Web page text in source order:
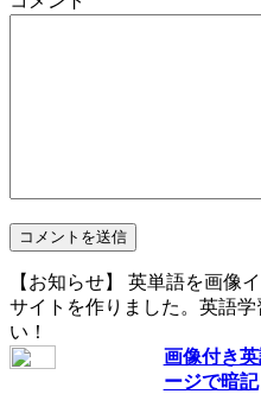
【お知らせ】 英単語を画像
サイトを作りました。英語
い！
画像付き
ージで暗記